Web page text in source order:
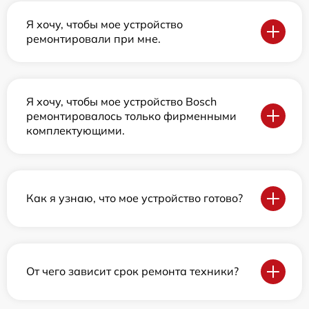
Я хочу, чтобы мое устройство
ремонтировали при мне.
Я хочу, чтобы мое устройство Bosch
ремонтировалось только фирменными
комплектующими.
Как я узнаю, что мое устройство готово?
От чего зависит срок ремонта техники?